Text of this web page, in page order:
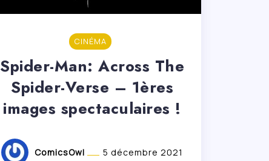
CINÉMA
Spider-Man: Across The
Spider-Verse – 1ères
images spectaculaires !
ComicsOwl 5 décembre 2021